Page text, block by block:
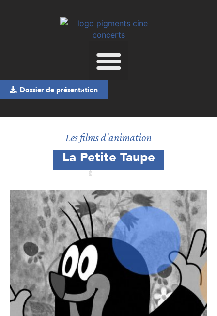
MENU
Dossier de présentation
Les films d'animation
La Petite Taupe